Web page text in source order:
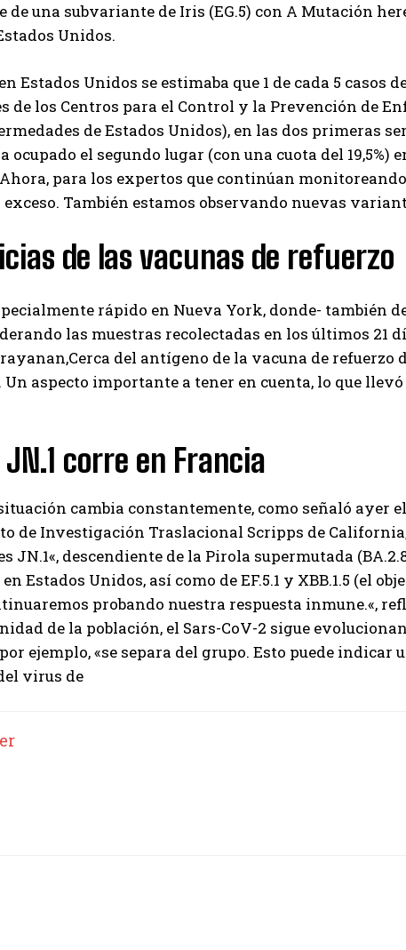
and accept the
de una subvariante de Iris (EG.5) con A Mutación
Unidos.
Estados Unidos se estimaba que 1 de cada 5 casos
de los Centros para el Control y la Prevención de
de Estados Unidos), en las dos primeras
ocupado el segundo lugar (con una cuota del
para los expertos que continúan
También estamos observando nuevas
de las vacunas de refuerzo
rápido en Nueva York, donde- también
las muestras recolectadas en los últimos 21
Cerca del antígeno de la vacuna de refuerzo
Un aspecto importante a tener en cuenta, lo que
corre en Francia
cambia constantemente, como señaló ayer
de Investigación Traslacional Scripps de
JN.1«, descendiente de la Pirola supermutada
Estados Unidos, así como de EF.5.1 y XBB.1.5 (el
probando nuestra respuesta inmune.«,
de la población, el Sars-CoV-2 sigue
ejemplo, «se separa del grupo. Esto puede indicar
virus de